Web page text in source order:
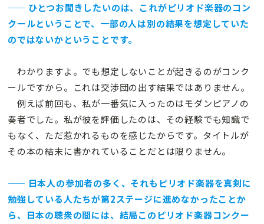
—— ひとつお聞きしたいのは、これがピリオド楽器のコン
クールということで、一部の人は別の結果を想定していた
のではないかということです。
わかりますよ。でも想定しないことが起きるのがコンク
ールですから。これは交渉団の出す結果ではありません。
例えば前回も、私が一番気に入ったのはモダンピアノの
奏者でした。私が彼を評価したのは、その経験でも知識で
もなく、ただ惹かれるものを感じたからです。タイトルが
その本の結末に書かれていることだとは限りません。
—— 日本人の参加者の多く、それもピリオド楽器を真剣に
勉強している人たちが第2ステージに進めなかったことか
ら、日本の聴衆の間には、結局このピリオド楽器コンクー